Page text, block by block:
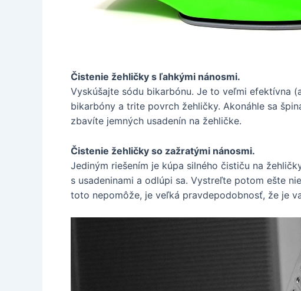
Čistenie žehličky s ľahkými nánosmi.
Vyskúšajte sódu bikarbónu. Je to veľmi efektívna
bikarbóny a trite povrch žehličky. Akonáhle sa
zbavíte jemných usadenín na žehličke.
Čistenie žehličky so zažratými nánosmi.
Jediným riešením je kúpa silného čističu na
s usadeninami a odlúpi sa. Vystreľte potom ešte
toto nepomôže, je veľká pravdepodobnosť, že je